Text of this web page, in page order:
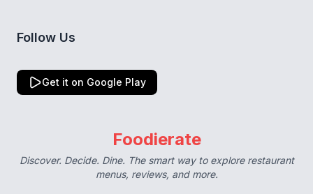
Follow Us
Get it on Google Play
Foodierate
Discover. Decide. Dine. The smart way to explore restaurant
menus, reviews, and more.